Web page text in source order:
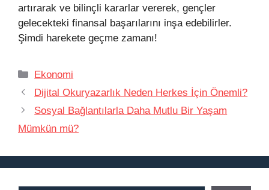
artırarak ve bilinçli kararlar vererek, gençler
gelecekteki finansal başarılarını inşa edebilirler.
Şimdi harekete geçme zamanı!
Kategoriler
Ekonomi
Dijital Okuryazarlık Neden Herkes İçin Önemli?
Sosyal Bağlantılarla Daha Mutlu Bir Yaşam
Mümkün mü?